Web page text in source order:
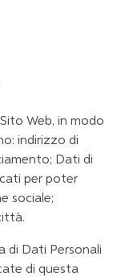
Web, in modo
indirizzo di
Dati di
per poter
sociale;
di Dati Personali
di questa